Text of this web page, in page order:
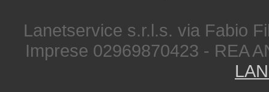
Lanetservice s.r.l.s. via Fabio
Imprese 02969870423 - REA